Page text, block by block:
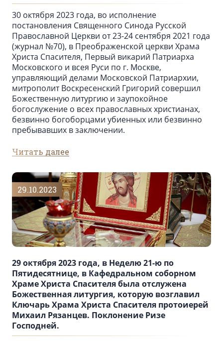
30 октября 2023 года, во исполнение
постановления Священного Синода Русской
Православной Церкви от 23-24 сентября 2021 года
(журнал №70), в Преображенской церкви Храма
Христа Спасителя, Первый викарий Патриарха
Московского и всея Руси по г. Москве,
управляющий делами Московской Патриархии,
митрополит Воскресенский Григорий совершил
Божественную литургию и заупокойное
богослужение о всех православных христианах,
безвинно богоборцами убиенных или безвинно
пребывавших в заключении.
Читать далее
29.10.2023
29 октября 2023 года, в Неделю 21-ю по
Пятидесятнице, в Кафедральном соборном
Храме Христа Спасителя была отслужена
Божественная литургия, которую возглавил
Ключарь Храма Христа Спасителя протоиерей
Михаил Рязанцев. Поклонение Ризе
Господней.